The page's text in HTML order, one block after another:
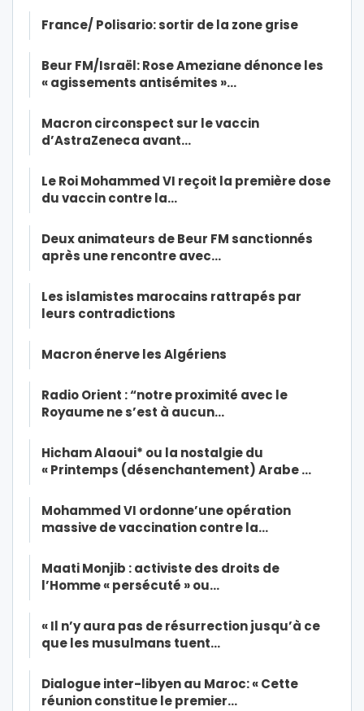
France/ Polisario: sortir de la zone grise
Beur FM/Israël: Rose Ameziane dénonce les
« agissements antisémites »…
Macron circonspect sur le vaccin
d’AstraZeneca avant…
Le Roi Mohammed VI reçoit la première dose
du vaccin contre la…
Deux animateurs de Beur FM sanctionnés
après une rencontre avec…
Les islamistes marocains rattrapés par
leurs contradictions
Macron énerve les Algériens
Radio Orient : “notre proximité avec le
Royaume ne s’est à aucun…
Hicham Alaoui* ou la nostalgie du
« Printemps (désenchantement) Arabe …
Mohammed VI ordonne’une opération
massive de vaccination contre la…
Maati Monjib : activiste des droits de
l’Homme « persécuté » ou…
« Il n’y aura pas de résurrection jusqu’à ce
que les musulmans tuent…
Dialogue inter-libyen au Maroc: « Cette
réunion constitue le premier…